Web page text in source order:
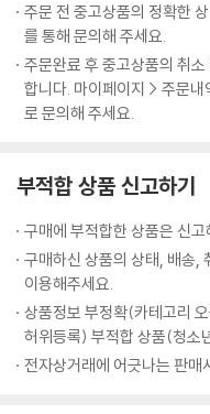
주문 전 중고상품의 정확한
를 통해 문의해 주세요.
주문완료 후 중고상품의 취
합니다. 마이페이지 > 주문
로 문의해 주세요.
부적합 상품 신고하기
구매에 부적합한 상품은 신고
구매하신 상품의 상태, 배송,
이용해주세요.
상품정보 부정확(카테고리
허위등록) 부적합 상품(청소
전자상거래에 어긋나는 판매